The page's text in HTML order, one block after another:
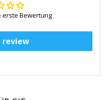
erste Bewertung
review